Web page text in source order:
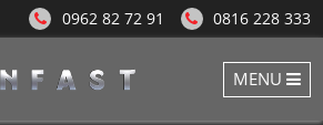
0962 82 72 91 0816 228 333
MENU